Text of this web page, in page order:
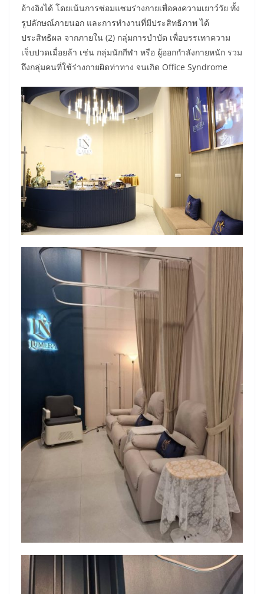
อ้างอิงได้ โดยเน้นการซ่อมแซมร่างกายเพื่อคงความเยาว์วัย ทั้ง
รูปลักษณ์ภายนอก และการทำงานที่มีประสิทธิภาพ ได้
ประสิทธิผล จากภายใน (2) กลุ่มการบำบัด เพื่อบรรเทาความ
เจ็บปวดเมื่อยล้า เช่น กลุ่มนักกีฬา หรือ ผู้ออกกำลังกายหนัก รวม
ถึงกลุ่มคนที่ใช้ร่างกายผิดท่าทาง จนเกิด Office Syndrome